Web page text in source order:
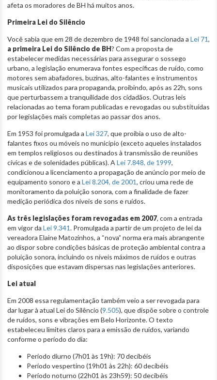
afeta os moradores de BH há muitos anos.
Primeira Lei do Silêncio
Você sabia que em 28 de dezembro de 1948 foi sancionada a Lei 71,
a primeira Lei do Silêncio de BH? Com a proposta de
estabelecer medidas necessárias para assegurar o sossego
urbano, a legislação enumerava fontes específicas de ruído, como
motores sem abafadores, buzinas, alto-falantes e instrumentos
musicais utilizados para propaganda, proibindo, após as 22h, sons
que perturbassem a tranquilidade dos cidadãos. Outras leis
relacionadas ao tema foram publicadas e revogadas ou substituídas
por legislações mais completas ao passar dos anos.
Em 1953 foi promulgada a Lei 327, que proibia o uso de alto-
falantes fixos ou móveis no município (exceto aqueles instalados
em templos religiosos ou destinados à transmissão de reuniões
cívicas e de solenidades públicas). A Lei 7.848, de 1999,
condicionou a licenciamento a propagação de anúncio por meio de
equipamento sonoro e a Lei 8.204, de 2001, criou uma rede de
monitoramento da poluição sonora, com a finalidade de fazer
medição periódica dos níveis de sons e ruídos.
As três legislações foram revogadas em 2007, com a entrada
em vigor da Lei 9.341. Promulgada a partir de um projeto de lei da
vereadora Elaine Matozinhos, a “nova” norma era mais abrangente
ao dispor sobre condições básicas de proteção ambiental contra a
poluição sonora, incluindo os níveis máximos de ruídos e outras
disposições que estavam dispersas nas legislações anteriores.
Lei atual
Em 2008 essa regulamentação também veio a ser revogada para
dar lugar à atual Lei do Silêncio (9.505), que dispõe sobre o controle
de ruídos, sons e vibrações em Belo Horizonte. O texto
estabeleceu limites claros para a emissão de ruídos, variando
conforme o período do dia:
Período diurno (7h01 às 19h): 70 decibéis
Período vespertino (19h01 às 22h): 60 decibéis
Período noturno (22h01 às 23h59): 50 decibéis